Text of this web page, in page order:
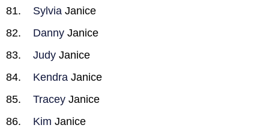
Sylvia Janice
Danny Janice
Judy Janice
Kendra Janice
Tracey Janice
Kim Janice